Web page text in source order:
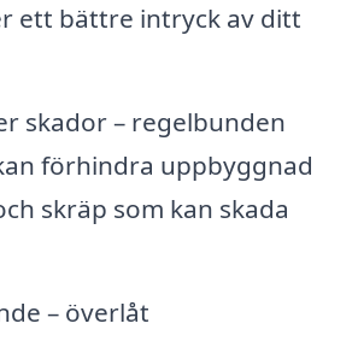
ett bättre intryck av ditt
skador – regelbunden
förhindra uppbyggnad
skräp som kan skada
– överlåt